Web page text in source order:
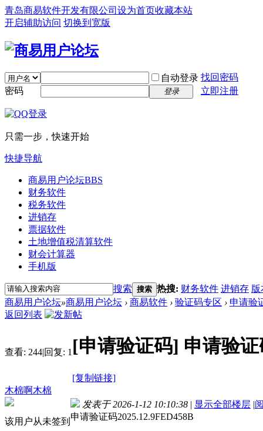
青岛商易软件开发有限公司 设为首页收藏本站
开启辅助访问 切换到宽版
自动登录 找回密码
密码
登录 立即注册
只需一步，快速开始
快捷导航
商易用户论坛BBS
财务软件
税务软件
进销存
票据软件
土地增值税清算软件
财会计算器
手机版
搜索 搜索 热搜: 财务软件 进销存 版
商易用户论坛»商易用户论坛 › 商易软件 › 验证码专区 › 申请验
返回列表
查看: 244|回复: 1 [申请验证码] 申请验证
[复制链接]
木棉啊木棉
该用户从未签到
发表于 2026-1-12 10:10:38 | 显示全部楼层 |
申请验证码2025.12.9FED458B